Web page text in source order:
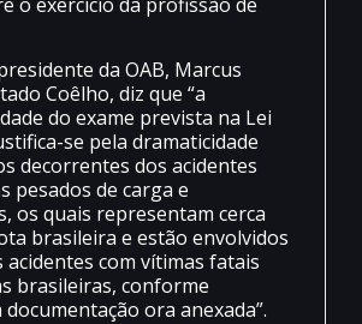
da OAB, Marcus
Coêlho, diz que “a
do exame prevista na Lei
se pela dramaticidade
decorrentes dos acidentes
pesados de carga e
os quais representam cerca
brasileira e estão envolvidos
acidentes com vítimas fatais
brasileiras, conforme
ora anexada”.